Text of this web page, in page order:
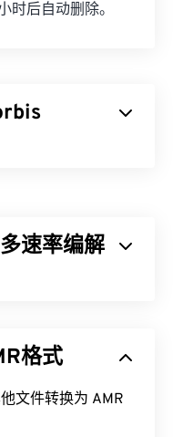
时后自动删除。
源的且未申请专
的最佳选择。其他
Winamp 和
和基于
速率编解
常用于全球移动通信
格式
文件转换为 AMR